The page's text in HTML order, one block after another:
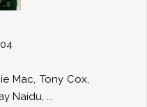
Mac, Tony Cox,
Naidu, ...